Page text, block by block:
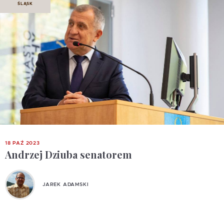
ŚLĄSK
18 PAŹ 2023
Andrzej Dziuba senatorem
JAREK ADAMSKI